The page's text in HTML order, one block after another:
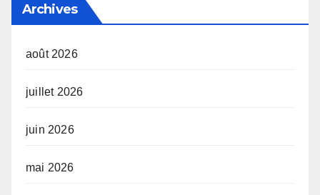
Archives
août 2026
juillet 2026
juin 2026
mai 2026